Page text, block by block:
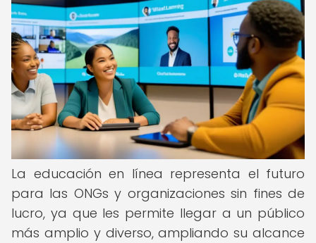
La educación en línea representa el futuro
para las ONGs y organizaciones sin fines de
lucro, ya que les permite llegar a un público
más amplio y diverso, ampliando su alcance